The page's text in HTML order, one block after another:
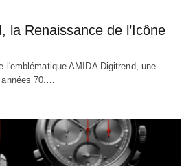
la Renaissance de l’Icône
l'emblématique AMIDA Digitrend, une
années 70.…